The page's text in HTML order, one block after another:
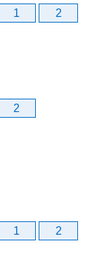
1 2
2
1
2